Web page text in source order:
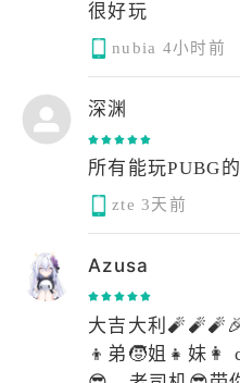
很好玩
nubia 4小时前
深渊
所有能玩PUBG
zte 3天前
Azusa
大吉大利
👦弟🧒姐👧妹👩